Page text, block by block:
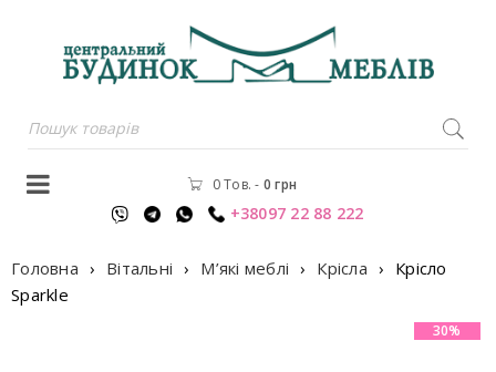
0 Тов. - 0грн
+38097 22 88 222
Головна › Вітальні › М’які меблі › Крісла › Крiсло
Sparkle
30%